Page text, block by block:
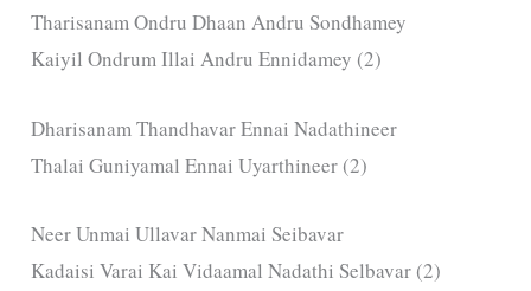
Tharisanam Ondru Dhaan Andru Sondhamey
Kaiyil Ondrum Illai Andru Ennidamey (2)
Dharisanam Thandhavar Ennai Nadathineer
Thalai Guniyamal Ennai Uyarthineer (2)
Neer Unmai Ullavar Nanmai Seibavar
Kadaisi Varai Kai Vidaamal Nadathi Selbavar (2)